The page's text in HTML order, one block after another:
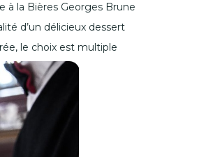
à la Bières Georges Brune
d’un délicieux dessert
le choix est multiple